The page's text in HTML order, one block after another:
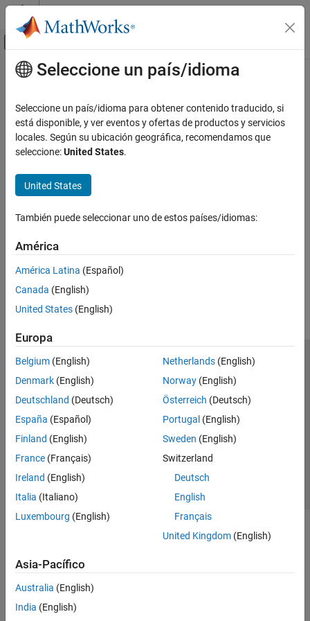
Saltar al contenido
Mostrar/ocultar menú de navegación
Inicio de Documentación
Contenido principal
How useful was this information?
Seleccione un país/idioma
Seleccione un país/idioma para obtener contenido traducido, si
está disponible, y ver eventos y ofertas de productos y servicios
locales. Según su ubicación geográfica, recomendamos que
seleccione:United States.
United States
También puede seleccionar uno de estos países/idiomas:
América
América Latina (Español)
Canada (English)
United States (English)
Europa
Belgium (English)
Denmark (English)
Deutschland (Deutsch)
España (Español)
Finland (English)
France (Français)
Ireland (English)
Italia (Italiano)
Luxembourg (English)
Netherlands(English)
Norway(English)
Österreich (Deutsch)
Portugal (English)
Sweden (English)
Switzerland
Deutsch
English
Français
United Kingdom(English)
Asia-Pacífico
Australia (English)
India (English)
Centro de confianza
Marcas comerciales
Política de privacidad
Antipiratería
Estado de las aplicaciones
Información de contacto
© 1994-2026 The MathWorks, Inc.